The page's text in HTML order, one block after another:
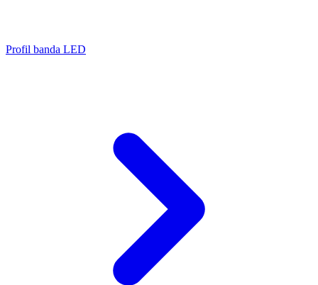
Profil banda LED